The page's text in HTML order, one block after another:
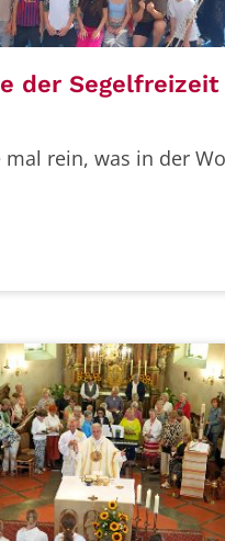
der Segelfreizeit
mal rein, was in der